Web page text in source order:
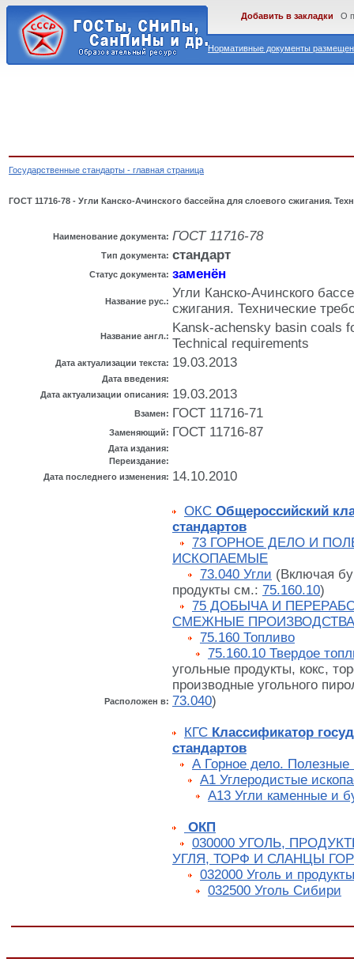
Нормативные документы
Добавить в закладки О
Государственные стандарты - главная страница
ГОСТ 11716-78 - Угли Канско-Ачинского бассейна для слоевого сжигания.
Наименование документа: ГОСТ 11716-78
Тип документа: стандарт
Статус документа: заменён
Название рус.:
Угли Канско-Ачинского
сжигания. Технические
Название англ.:
Kansk-achensky basin coals
Technical requirements
Дата актуализации текста: 19.03.2013
Дата введения:
Дата актуализации описания: 19.03.2013
Взамен: ГОСТ 11716-71
Заменяющий: ГОСТ 11716-87
Дата издания:
Переиздание:
Дата последнего изменения: 14.10.2010
Расположен в:
ОКС Общероссийский
стандартов
73 ГОРНОЕ ДЕЛО И
ИСКОПАЕМЫЕ
73.040 Угли (Включая
продукты см.: 75.160.10)
75 ДОБЫЧА И
СМЕЖНЫЕ ПРОИЗВОДСТВА
75.160 Топливо
75.160.10 Твердое
угольные продукты, кокс,
производные угольного
73.040)
КГС Классификатор
стандартов
А Горное дело. Полезные
А1 Углеродистые
А13 Угли каменные и
ОКП
030000 УГОЛЬ,
УГЛЯ, ТОРФ И СЛАНЦЫ
032000 Уголь и
032500 Уголь Сибири